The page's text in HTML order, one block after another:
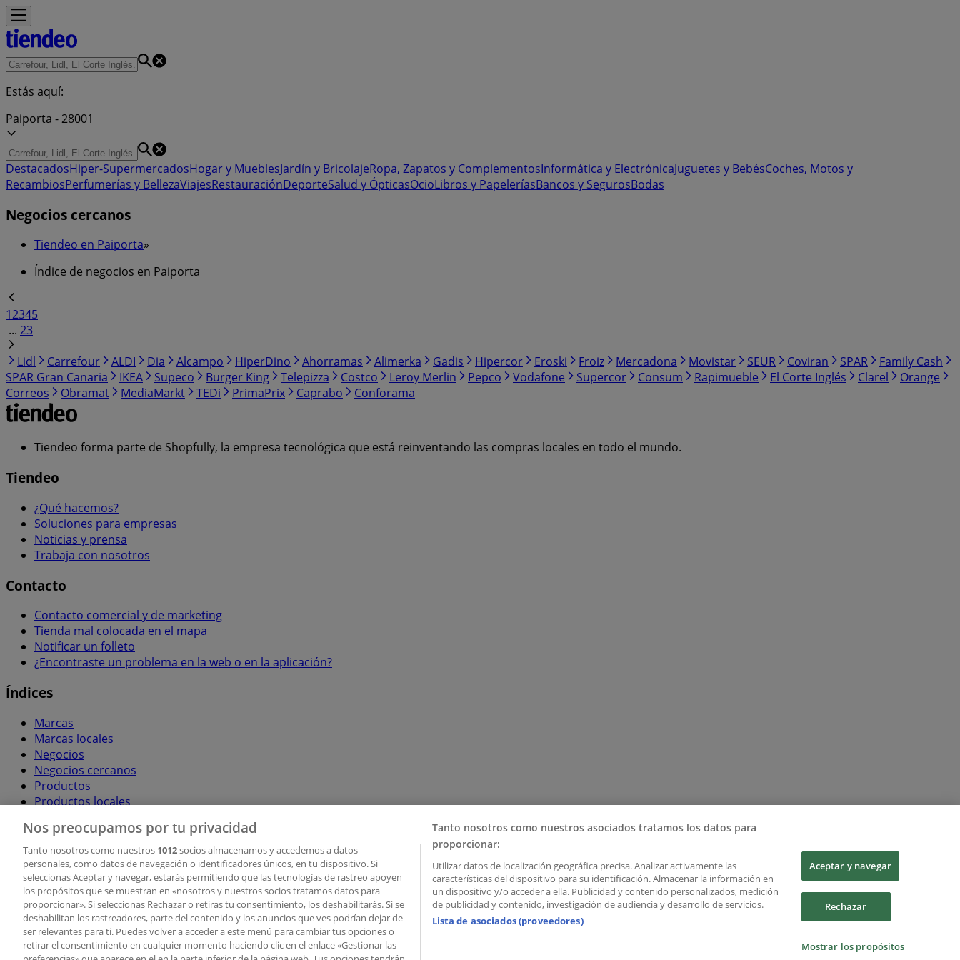
Estás aquí:
Paiporta - 28001
DestacadosHiper-SupermercadosHogar y MueblesJardín y BricolajeRopa, Zapatos y ComplementosInformática y ElectrónicaJuguetes y BebésCoches, Motos y
RecambiosPerfumerías y BellezaViajesRestauraciónDeporteSalud y ÓpticasOcioLibros y PapeleríasBancos y SegurosBodas
Negocios cercanos
Tiendeo en Paiporta»
Índice de negocios en Paiporta
12345
... 23
Lidl
Carrefour ALDI Dia Alcampo HiperDino Ahorramas Alimerka Gadis Hipercor Eroski Froiz Mercadona Movistar SEUR Coviran SPAR
Family Cash
SPAR Gran Canaria
IKEA Supeco Burger King Telepizza Costco Leroy Merlin Pepco Vodafone Supercor Consum Rapimueble El Corte Inglés Clarel
Orange
Correos
Obramat MediaMarkt TEDi PrimaPrix Caprabo Conforama
Tiendeo forma parte de Shopfully, la empresa tecnológica que está reinventando las compras locales en todo el mundo.
Tiendeo
¿Qué hacemos?
Soluciones para empresas
Noticias y prensa
Trabaja con nosotros
Contacto
Contacto comercial y de marketing
Tienda mal colocada en el mapa
Notificar un folleto
¿Encontraste un problema en la web o en la aplicación?
Índices
Marcas
Marcas locales
Negocios
Negocios cercanos
Productos
Productos locales
Descargar la APP Tiendeo
Copyright © Tiendeo ® 2026 · Shopfully Marketing S.L.U. – Palau de Mar – 08039 Barcelona, Spain
Nos preocupamos por tu privacidad
Tanto nosotros como nuestros 1012socios almacenamos y accedemos a datos
personales, como datos de navegación o identificadores únicos, en tu dispositivo. Si
seleccionas Aceptar y navegar, estarás permitiendo que las tecnologías de rastreo apoyen
los propósitos que se muestran en «nosotros y nuestros socios tratamos datos para
proporcionar». Si seleccionas Rechazar o retiras tu consentimiento, los deshabilitarás. Si se
deshabilitan los rastreadores, parte del contenido y los anuncios que ves podrían dejar de
ser relevantes para ti. Puedes volver a acceder a este menú para cambiar tus opciones o
retirar el consentimiento en cualquier momento haciendo clic en el enlace «Gestionar las
Tanto nosotros como nuestros asociados tratamos los datos para
proporcionar:
Utilizar datos de localización geográfica precisa. Analizar activamente las
características del dispositivo para su identificación. Almacenar la información en
un dispositivo y/o acceder a ella. Publicidad y contenido personalizados, medición
de publicidad y contenido, investigación de audiencia y desarrollo de servicios.
Lista de asociados (proveedores)
Aceptar y navegar
Rechazar
Mostrar los propósitos